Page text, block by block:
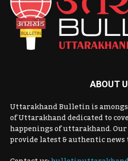
ABOUT
Uttarakhand Bulletin is
of Uttarakhand dedicated to
happenings of uttarakhand.
provide latest & authentic news